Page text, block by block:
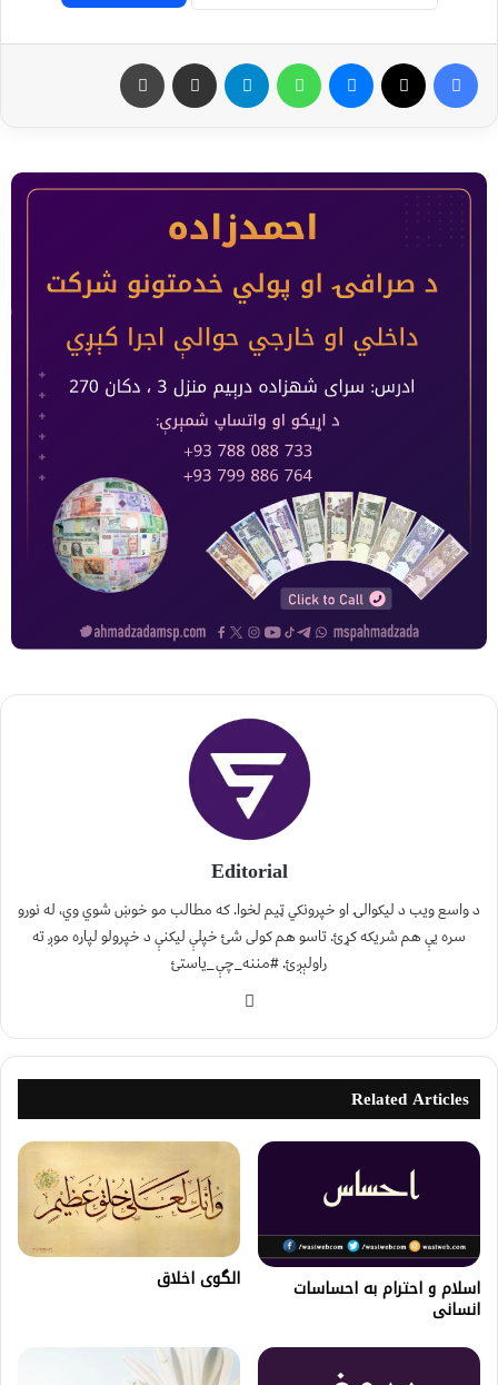
Editorial
د واسع ویب د لیکوالۍ او خپرونکي ټیم لخوا. که مطالب مو خوښ شوي وي، له نورو
سره یې هم شریکه کړئ. تاسو هم کولی شئ خپلې لیکنې د خپرولو لپاره موږ ته
راولېږئ. #مننه_چې_یاستئ
Related Articles
اسلام و احترام به احساسات
انسانی
الگوی اخلاق